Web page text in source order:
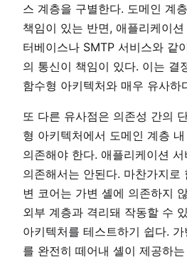
스 계층을 구별한다. 도메인 계
책임이 있는 반면, 애플리케이
터베이스나 SMTP 서비스와 같
의 통신이 책임이 있다. 이는 결
함수형 아키텍처와 매우 유사하
또 다른 유사점은 의존성 간의
형 아키텍처에서 도메인 계층
의존해야 한다. 애플리케이션
의존해서는 안된다. 마찬가지로
변 코어는 가변 셸에 의존하지
외부 계층과 격리돼 작동할 수
아키텍처를 테스트하기 쉽다.
를 완전히 떼어내 셸이 제공하